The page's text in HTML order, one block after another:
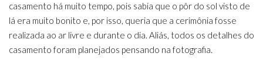
casamento há muito tempo, pois sabia que o pôr do sol visto de
lá era muito bonito e, por isso, queria que a cerimônia fosse
realizada ao ar livre e durante o dia. Aliás, todos os detalhes do
casamento foram planejados pensando na fotografia.